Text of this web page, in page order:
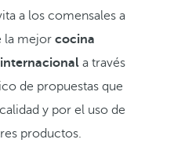
a los comensales a
la mejor cocina
a través
de propuestas que
y por el uso de
productos.